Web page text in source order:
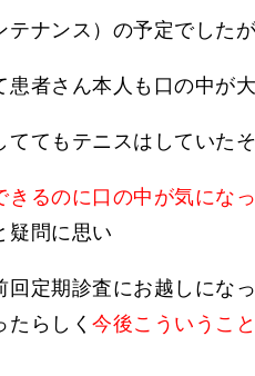
ナンス）の予定でした
者さん本人も口の中が
てもテニスはしていたそ
きるのに口の中が気にな
疑問に思い
定期診査にお越しにな
たらしく今後こういうこ